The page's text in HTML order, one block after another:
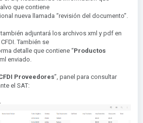
que contiene
nueva llamada “revisión del documento”.
adjuntará los archivos xml y pdf en
También se
detalle que contiene “Productos
enviado.
Proveedores”, panel para consultar
el SAT: